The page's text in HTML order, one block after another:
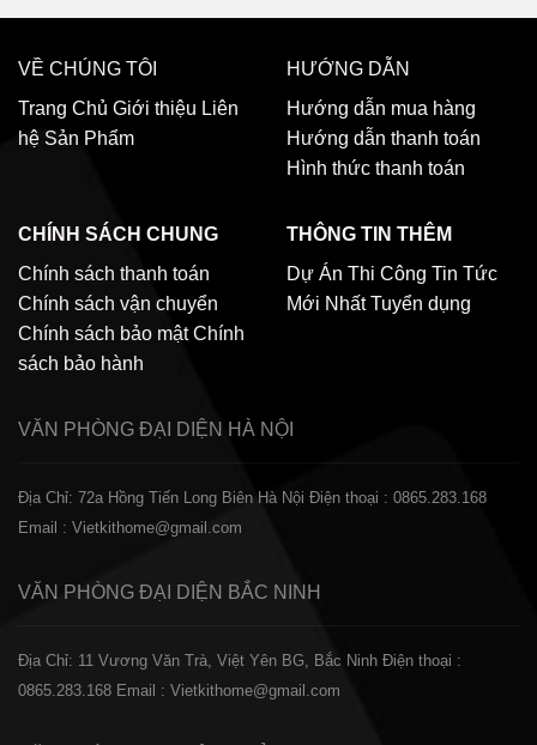
VỀ CHÚNG TÔI
Trang Chủ Giới thiệu Liên
hệ Sản Phẩm
HƯỚNG DẪN
Hướng dẫn mua hàng
Hướng dẫn thanh toán
Hình thức thanh toán
CHÍNH SÁCH CHUNG
Chính sách thanh toán
Chính sách vận chuyển
Chính sách bảo mật Chính
sách bảo hành
THÔNG TIN THÊM
Dự Án Thi Công Tin Tức
Mới Nhất Tuyển dụng
VĂN PHÒNG ĐẠI DIỆN HÀ NỘI
Địa Chỉ: 72a Hồng Tiến Long Biên Hà Nội Điện thoại : 0865.283.168
Email : Vietkithome@gmail.com
VĂN PHÒNG ĐẠI DIỆN BẮC NINH
Địa Chỉ: 11 Vương Văn Trà, Việt Yên BG, Bắc Ninh Điện thoại :
0865.283.168 Email : Vietkithome@gmail.com